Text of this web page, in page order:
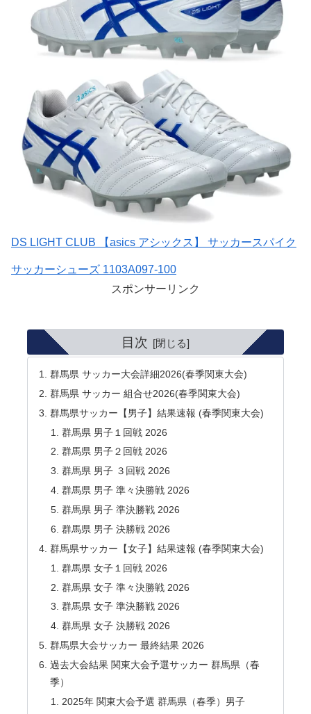
DS LIGHT CLUB 【asics アシックス】 サッカースパイク
サッカーシューズ 1103A097-100
スポンサーリンク
目次
群馬県 サッカー大会詳細2026(春季関東大会)
群馬県 サッカー 組合せ2026(春季関東大会)
群馬県サッカー【男子】結果速報 (春季関東大会)
群馬県 男子１回戦 2026
群馬県 男子２回戦 2026
群馬県 男子 ３回戦 2026
群馬県 男子 準々決勝戦 2026
群馬県 男子 準決勝戦 2026
群馬県 男子 決勝戦 2026
群馬県サッカー【女子】結果速報 (春季関東大会)
群馬県 女子１回戦 2026
群馬県 女子 準々決勝戦 2026
群馬県 女子 準決勝戦 2026
群馬県 女子 決勝戦 2026
群馬県大会サッカー 最終結果 2026
過去大会結果 関東大会予選サッカー 群馬県（春
季）
2025年 関東大会予選 群馬県（春季）男子